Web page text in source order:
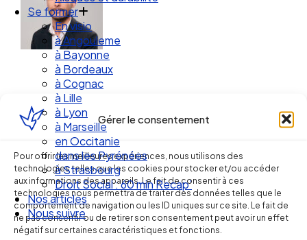
Gérer le consentement
Pour offrir les meilleures expériences, nous utilisons des
technologies telles que les cookies pour stocker et/ou accéder
aux informations des appareils. Le fait de consentir à ces
technologies nous permettra de traiter des données telles que le
comportement de navigation ou les ID uniques sur ce site. Le fait de
ne pas consentir ou de retirer son consentement peut avoir un effet
négatif sur certaines caractéristiques et fonctions.
Se former
En visio
à Angouleme
à Bayonne
à Bordeaux
à Cognac
à Lille
à Lyon
à Marseille
en Occitanie
dans les Pyrénées
à Strasbourg
Droit Social : 60 min Recap’
Nos articles
Nous suivre
Ellipse Avocats
Réseau